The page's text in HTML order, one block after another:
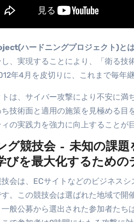
ハードニングプロジェクト)と
、実現することにより、「衛る
年4月を皮切りに、これまで毎年
は、サイバー攻撃により不安に
技術面と適用の施策を見極める
の実践力を強力に向上することが
グ競技会 – 未知の課
びを最大化するための
会は、ECサイトなどのビジネス
。この競技会は選ばれた地域で
般公募から選出された参加者たち